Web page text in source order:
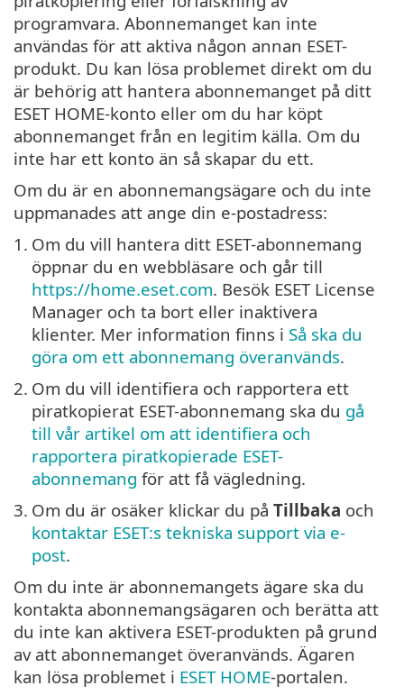
programvara. Abonnemanget kan inte
användas för att aktiva någon annan ESET-
produkt. Du kan lösa problemet direkt om du
är behörig att hantera abonnemanget på ditt
ESET HOME-konto eller om du har köpt
abonnemanget från en legitim källa. Om du
inte har ett konto än så skapar du ett.
Om du är en abonnemangsägare och du inte
uppmanades att ange din e-postadress:
1. Om du vill hantera ditt ESET-abonnemang
öppnar du en webbläsare och går till
https://home.eset.com. Besök ESET License
Manager och ta bort eller inaktivera
klienter. Mer information finns i Så ska du
göra om ett abonnemang överanvänds.
2. Om du vill identifiera och rapportera ett
piratkopierat ESET-abonnemang ska du gå
till vår artikel om att identifiera och
rapportera piratkopierade ESET-
abonnemang för att få vägledning.
3. Om du är osäker klickar du på Tillbaka och
kontaktar ESET:s tekniska support via e-
post.
Om du inte är abonnemangets ägare ska du
kontakta abonnemangsägaren och berätta att
du inte kan aktivera ESET-produkten på grund
av att abonnemanget överanvänds. Ägaren
kan lösa problemet i ESET HOME-portalen.